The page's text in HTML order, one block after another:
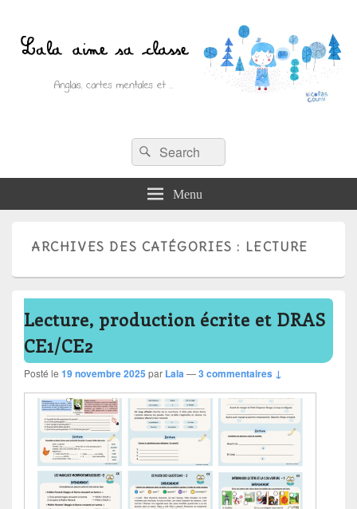
Lala aime sa classe
Anglais, cartes mentales et ….Recherche :
Rechercher
Menu
ARCHIVES DES CATÉGORIES : LECTURE
Lecture, production écrite et DRAS
CE1/CE2
Posté le 19 novembre 2025 par Lala—3 commentaires ↓